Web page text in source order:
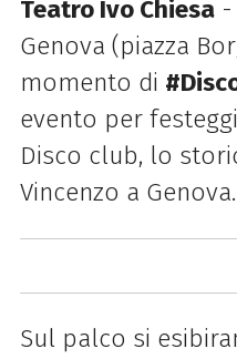
Teatro Ivo Chiesa-
Genova (piazza
momento di
evento per
Disco club, lo
Vincenzo a Genova.
Sul palco si